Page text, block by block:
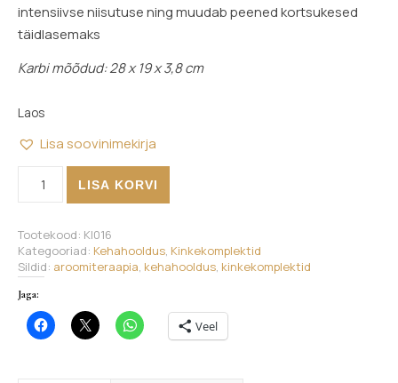
intensiivse niisutuse ning muudab peened kortsukesed
täidlasemaks
Karbi mõõdud: 28 x 19 x 3,8 cm
Laos
Lisa soovinimekirja
LISA KORVI
Tootekood: KI016
Kategooriad: Kehahooldus, Kinkekomplektid
Sildid: aroomiteraapia, kehahooldus, kinkekomplektid
Jaga:
Veel